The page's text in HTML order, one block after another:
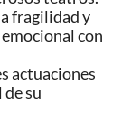
fragilidad y
con
actuaciones
su